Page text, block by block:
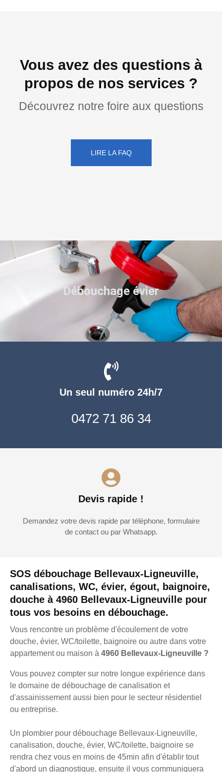
Vous avez des questions à
propos de nos services ?
Découvrez notre foire aux questions
LIRE LA FAQ
SOS débouchage Bellevaux-Ligneuville,
canalisations, WC, évier, égout, baignoire,
douche à 4960 Bellevaux-Ligneuville pour
tous vos besoins en débouchage.
Vous rencontre un problème d'écoulement de votre
douche, évier, WC/toilette, baignoire ou autre dans votre
appartement ou maison à 4960 Bellevaux-Ligneuville ?
Vous pouvez compter sur notre longue expérience dans
le domaine de débouchage de canalisation et
d'assainissement aussi bien pour le secteur résidentiel
ou entreprise.
Un plombier pour débouchage Bellevaux-Ligneuville,
canalisation, douche, évier, WC/toilette, baignoire se
rendra chez vous en moins de 45min afin d'établir tout
d'abord un diagnostique, ensuite il vous communiquera
Un seul numéro 24h/7
0472 71 86 34
Devis rapide !
Demandez votre devis rapide par téléphone, formulaire
de contact ou par Whatsapp.
Débouchage évier